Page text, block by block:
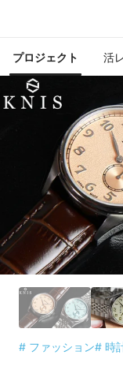
プロジェクト 活
# ファッション# 時